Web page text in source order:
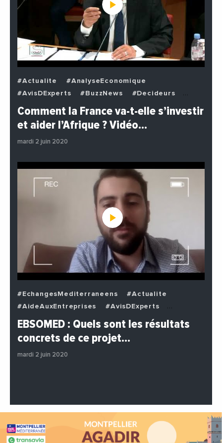
#Actualite
#AnalyseEconomique
#AvisDExperts
#BuzzNews
#Decideurs
#EchangesMediterraneens
#Economie
#Politique
Comment la France va-t-elle s’investir
et aider l’Afrique ? Vidéo…
mardi 2 juin 2020
#EchangesMediterraneens
#Actualite
#AideAuxEntreprises
#AvisDExperts
#BuzzNews
#Decideurs
#Entreprises
#Institutions
EBSOMED : Quels sont les résultats
concrets de ce projet…
mardi 2 juin 2020